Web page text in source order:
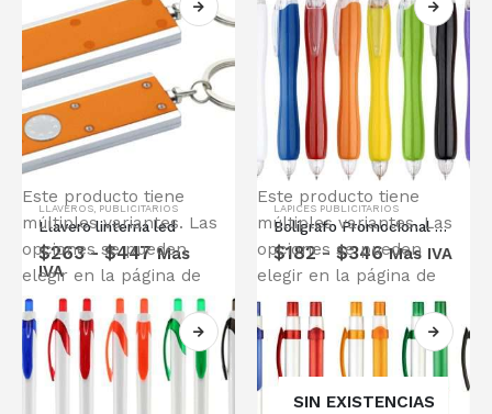
Este producto tiene
múltiples variantes. Las
opciones se pueden
elegir en la página de
producto
LLAVEROS PUBLICITARIOS
Llavero linterna led
$263-$447 Mas
IVA
Este producto tiene
múltiples variantes. Las
opciones se pueden
elegir en la página de
producto
LAPICES PUBLICITARIOS
Bolígrafo Promocional Gordito
$182- $346 Mas IVA
SIN EXISTENCIAS